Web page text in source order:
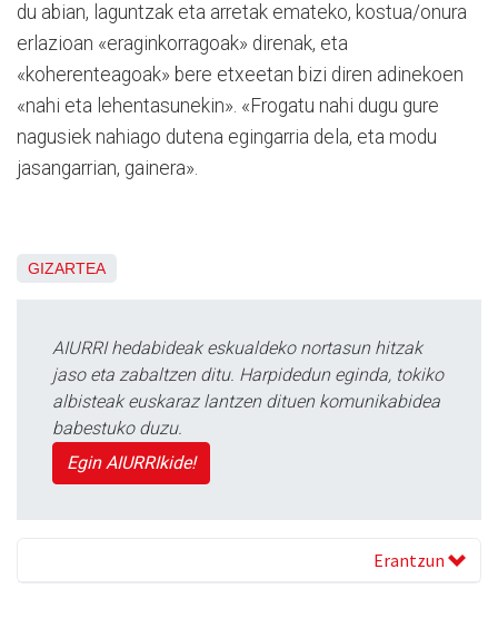
du abian, laguntzak eta arretak emateko, kostua/onura
erlazioan «eraginkorragoak» direnak, eta
«koherenteagoak» bere etxeetan bizi diren adinekoen
«nahi eta lehentasunekin». «Frogatu nahi dugu gure
nagusiek nahiago dutena egingarria dela, eta modu
jasangarrian, gainera».
GIZARTEA
AIURRI hedabideak eskualdeko nortasun hitzak
jaso eta zabaltzen ditu. Harpidedun eginda, tokiko
albisteak euskaraz lantzen dituen komunikabidea
babestuko duzu.
Egin AIURRIkide!
Erantzun